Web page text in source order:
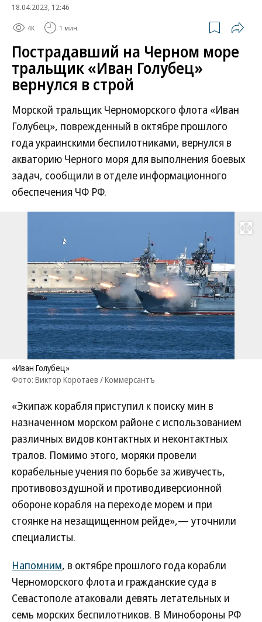
18.04.2023, 12:46
4K 1 мин.
Пострадавший на Черном море
тральщик «Иван Голубец»
вернулся в строй
Морской тральщик Черноморского флота «Иван
Голубец», поврежденный в октябре прошлого
года украинскими беспилотниками, вернулся в
акваторию Черного моря для выполнения боевых
задач, сообщили в отделе информационного
обеспечения ЧФ РФ.
Развернуть
«Иван Голубец»
Фото: Виктор Коротаев / Коммерсантъ
«Экипаж корабля приступил к поиску мин в
назначенном морском районе с использованием
различных видов контактных и неконтактных
тралов. Помимо этого, моряки провели
корабельные учения по борьбе за живучесть,
противовоздушной и противодиверсионной
обороне корабля на переходе морем и при
стоянке на незащищенном рейде»,— уточнили
специалисты.
Напомним, в октябре прошлого года корабли
Черноморского флота и гражданские суда в
Севастополе атаковали девять летательных и
семь морских беспилотников. В Минобороны РФ